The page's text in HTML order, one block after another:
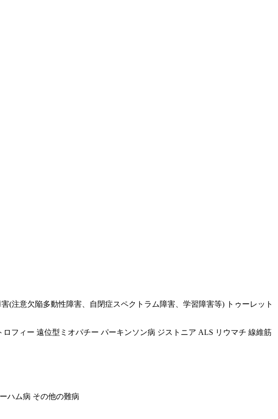
(注意欠陥多動性障害、自閉症スペクトラム障害、学習障害等) トゥーレット
フィー 遠位型ミオパチー パーキンソン病 ジストニア ALS リウマチ 線維筋
ハム病 その他の難病